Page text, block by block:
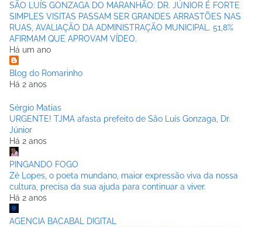
SÃO LUÍS GONZAGA DO MARANHÃO: DR. JÚNIOR É FORTE
SIMPLES VISITAS PASSAM SER GRANDES ARRASTÕES NAS
RUAS, AVALIAÇÃO DA ADMINISTRAÇÃO MUNICIPAL. 51,8%
AFIRMAM QUE APROVAM VÍDEO.
Há um ano
Blog do Romarinho
Há 2 anos
Sérgio Matias
URGENTE! TJMA afasta prefeito de São Luís Gonzaga, Dr.
Júnior
Há 2 anos
PINGANDO FOGO
Zé Lopes, o poeta mundano, maior expressão viva da nossa
cultura, precisa da sua ajuda para continuar a viver.
Há 2 anos
AGENCIA BACABAL DIGITAL